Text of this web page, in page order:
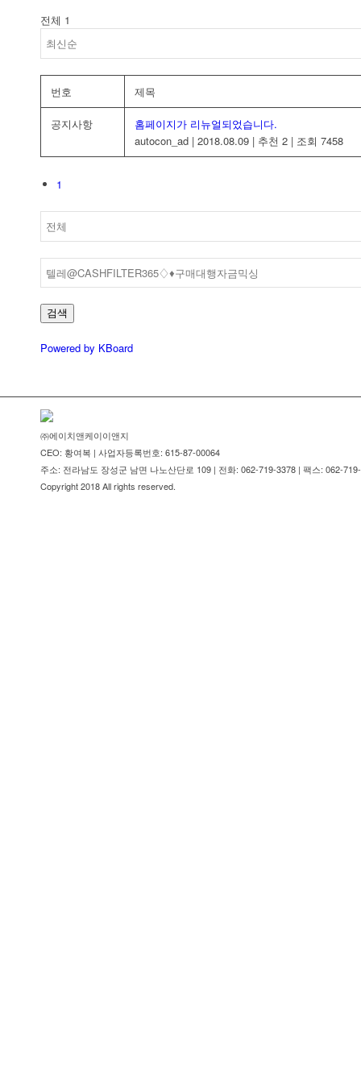
전체 1
번호 제목
공지사항
홈페이지가 리뉴얼되었습니다.
autocon_ad | 2018.08.09 | 추천 2 | 조회 7458
1
검색
Powered by KBoard
㈜에이치앤케이이앤지
CEO: 황여복 | 사업자등록번호: 615-87-00064
주소: 전라남도 장성군 남면 나노산단로 109 | 전화: 062-719-3378 | 팩스: 062-
Copyright 2018 All rights reserved.